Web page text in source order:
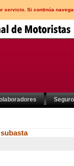
servicio. Si continúa